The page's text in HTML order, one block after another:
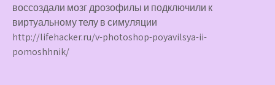
воссоздали мозг дрозофилы и подключили к
виртуальному телу в симуляции
http://lifehacker.ru/v-photoshop-poyavilsya-ii-
pomoshhnik/